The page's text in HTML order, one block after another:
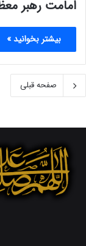
امامت رهبر
بیشتر بخوانید »
صفحه قبلی